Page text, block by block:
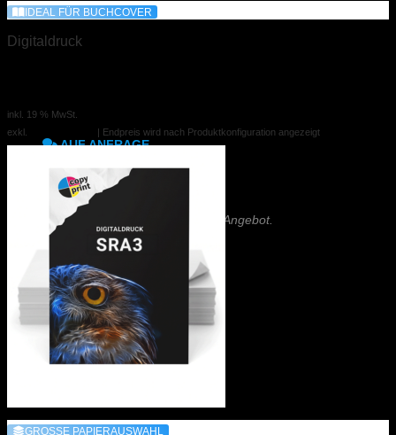
60x40 mm
AUF ANFRAGE
Nicht das Richtige gefunden?
Wir haben auch Holzstempel im Angebot.
REKLAME & SCHILDER
Klebefolie
IDEAL FÜR BUCHCOVER
Digitaldruck
inkl. 19 % MwSt.
exkl.
| Endpreis wird nach Produktkonfiguration angezeigt
GROSSE PAPIERAUSWAHL